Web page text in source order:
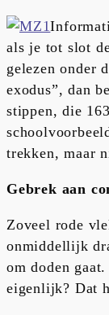
als je tot slot
gelezen onder
exodus”, dan
stippen, die
trekken, maar
Gebrek aan
Zoveel rode
onmiddellijk
om doden
eigenlijk? Dat